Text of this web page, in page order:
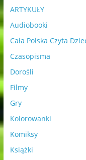
ARTYKUŁY
Audiobooki
Cała Polska Czyta
Czasopisma
Dorośli
Filmy
Gry
Kolorowanki
Komiksy
Książki